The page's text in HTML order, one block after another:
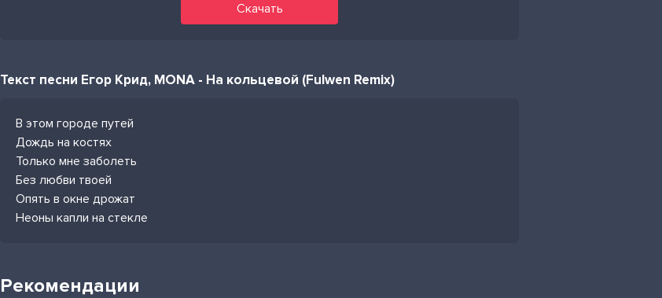
Скачать
Текст песни Егор Крид, MONA - На кольцевой (Fulwen Remix)
В этом городе путей
Дождь на костях
Только мне заболеть
Без любви твоей
Опять в окне дрожат
Неоны капли на стекле
Рекомендации